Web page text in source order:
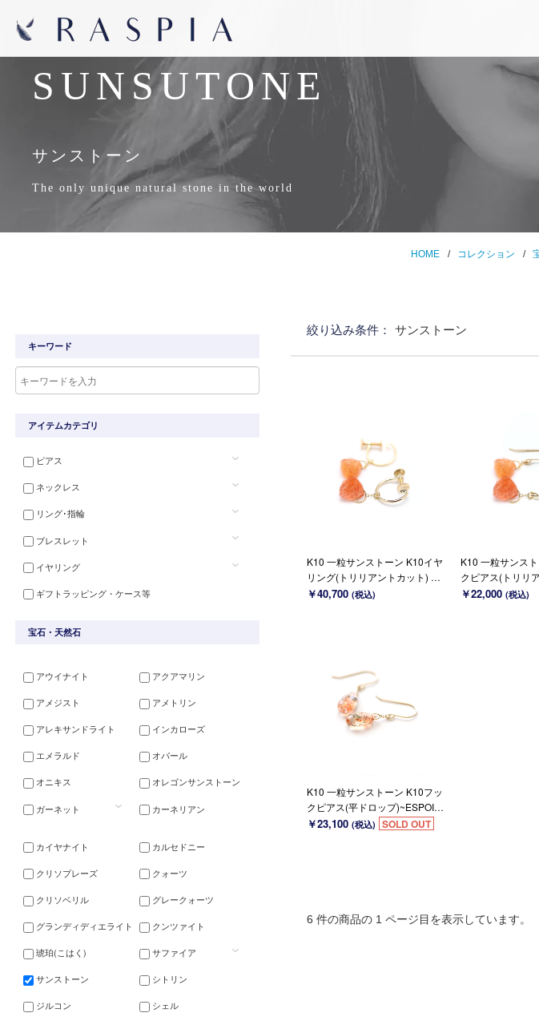
SUNSUTONE
サンストーン
The only unique natural stone in the world
HOME コレクション
絞り込み条件： サンストーン
K10 一粒サンストーン K10イヤ
リング(トリリアントカット) ~E
SPOIR~
￥40,700 (税込)
K10 一粒サンス
クピアス(トリリ
ESPOIR~
￥22,000 (税込)
K10 一粒サンストーン K10フッ
クピアス(平ドロップ)~ESPOIR
~￥23,100 (税込) SOLD OUT
6 件の商品の 1 ページ目を表示しています。
キーワード
アイテムカテゴリ
ピアス
ネックレス
リング･指輪
ブレスレット
イヤリング
ギフトラッピング・ケース等
宝石・天然石
アウイナイト アクアマリン
アメジスト アメトリン
アレキサンドライト インカローズ
エメラルド オパール
オニキス オレゴンサンストーン
ガーネット カーネリアン
カイヤナイト カルセドニー
クリソプレーズ クォーツ
クリソベリル グレークォーツ
グランディディエライト クンツァイト
琥珀(こはく) サファイア
サンストーン シトリン
ジルコン シェル